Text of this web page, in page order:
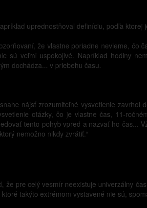
uprednostňoval definíciu, podľa ktorej
že vlastne poriadne nevieme, čo
veľmi uspokojivé. Napríklad hodiny
dochádza... v priebehu času.
nájsť zrozumiteľné vysvetlenie zavrhol
otázky, čo je vlastne čas, 11-
tento pohyb vpred a nazvať ho čas...
nemožno nikdy zvrátiť.“
pre celý vesmír neexistuje univerzálny
takýto extrémom vystavené nie sú,